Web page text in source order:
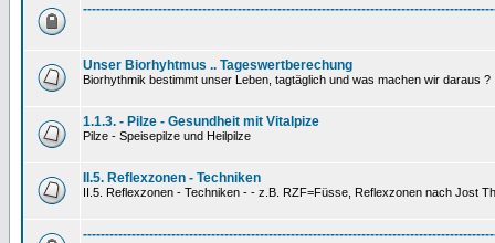
Unser Biorhyhtmus .. Tageswertberechung
Biorhythmik bestimmt unser Leben, tagtäglich und was machen wir daraus ?
1.1.3. - Pilze - Gesundheit mit Vitalpize
Pilze - Speisepilze und Heilpilze
II.5. Reflexzonen - Techniken
II.5. Reflexzonen - Techniken - - z.B. RZF=Füsse, Reflexzonen nach Jost